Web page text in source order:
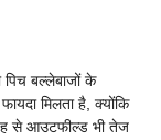
पिच बल्लेबाजों के
मिलता है, क्योंकि
से आउटफील्ड भी तेज